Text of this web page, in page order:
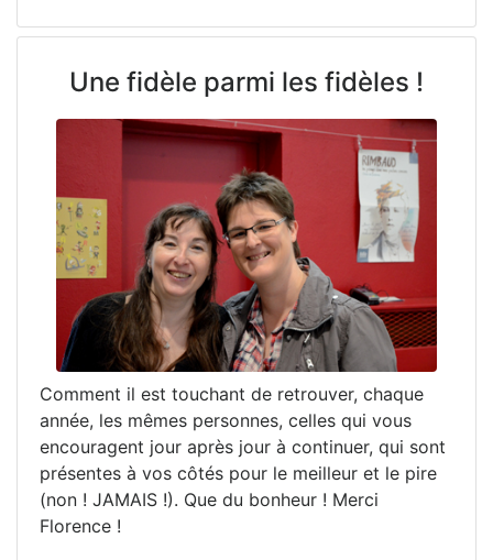
Une fidèle parmi les fidèles !
Comment il est touchant de retrouver, chaque
année, les mêmes personnes, celles qui vous
encouragent jour après jour à continuer, qui sont
présentes à vos côtés pour le meilleur et le pire
(non ! JAMAIS !). Que du bonheur ! Merci
Florence !